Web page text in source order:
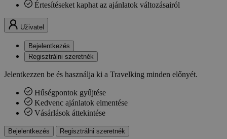
Értesítéseket kaphat az ajánlatok változásairól
Uživatel
Bejelentkezés
Regisztrálni szeretnék
Jelentkezzen be és használja ki a Travelking minden előnyét.
Hűségpontok gyűjtése
Kedvenc ajánlatok elmentése
Vásárlások áttekintése
Bejelentkezés Regisztrálni szeretnék